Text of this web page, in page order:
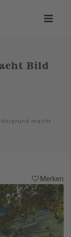
Bild
macht
Merken